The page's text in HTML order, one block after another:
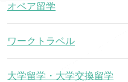
オペア留学
ワークトラベル
大学留学・大学交換留学